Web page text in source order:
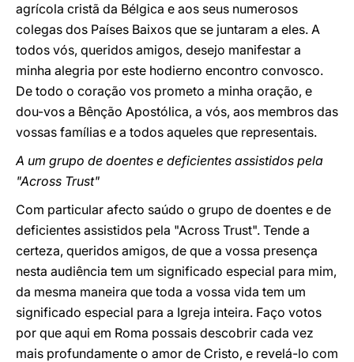
agrícola cristã da Bélgica e aos seus numerosos
colegas dos Países Baixos que se juntaram a eles. A
todos vós, queridos amigos, desejo manifestar a
minha alegria por este hodierno encontro convosco.
De todo o coração vos prometo a minha oração, e
dou-vos a Bênção Apostólica, a vós, aos membros das
vossas famílias e a todos aqueles que representais.
A um grupo de doentes e deficientes assistidos pela
"Across Trust"
Com particular afecto saúdo o grupo de doentes e de
deficientes assistidos pela "Across Trust". Tende a
certeza, queridos amigos, de que a vossa presença
nesta audiência tem um significado especial para mim,
da mesma maneira que toda a vossa vida tem um
significado especial para a Igreja inteira. Faço votos
por que aqui em Roma possais descobrir cada vez
mais profundamente o amor de Cristo, e revelá-lo com